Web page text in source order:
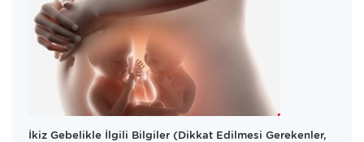
İkiz Gebelikle İlgili Bilgiler (Dikkat Edilmesi Gerekenler,